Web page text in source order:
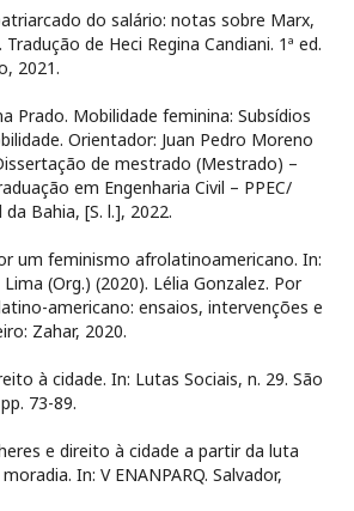
do salário: notas sobre Marx,
de Heci Regina Candiani. 1ª ed.
2021.
Prado. Mobilidade feminina: Subsídios
Orientador: Juan Pedro Moreno
de mestrado (Mestrado) –
em Engenharia Civil – PPEC/
Bahia, [S. l.], 2022.
um feminismo afrolatinoamericano. In:
(Org.) (2020). Lélia Gonzalez. Por
americano: ensaios, intervenções e
Zahar, 2020.
à cidade. In: Lutas Sociais, n. 29. São
73-89.
e direito à cidade a partir da luta
In: V ENANPARQ. Salvador,